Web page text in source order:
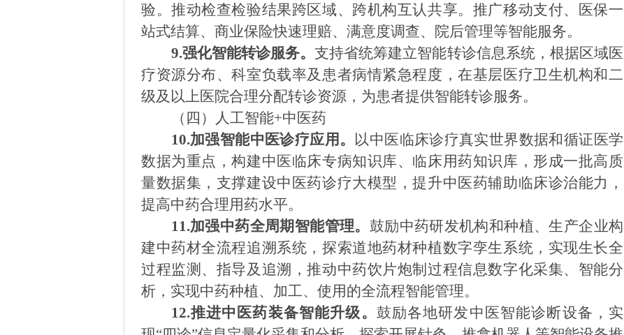
验。推动检查检验结果跨区域、跨机构互认共享。推广移动支付、医保一
站式结算、商业保险快速理赔、满意度调查、院后管理等智能服务。
9.强化智能转诊服务。 支持省统筹建立智能转诊信息系统，根据区域医
疗资源分布、科室负载率及患者病情紧急程度，在基层医疗卫生机构和二
级及以上医院合理分配转诊资源，为患者提供智能转诊服务。
（四）人工智能+中医药
10.加强智能中医诊疗应用。
以中医临床诊疗真实世界数据和循证医学
数据为重点，构建中医临床专病知识库、临床用药知识库，形成一批高质
量数据集，支撑建设中医药诊疗大模型，提升中医药辅助临床诊治能力，
提高中药合理用药水平。
11.加强中药全周期智能管理。 鼓励中药研发机构和种植、生产企业构
建中药材全流程追溯系统，探索道地药材种植数字孪生系统，实现生长全
过程监测、指导及追溯，推动中药饮片炮制过程信息数字化采集、智能分
析，实现中药种植、加工、使用的全流程智能管理。
12.推进中医药装备智能升级。 鼓励各地研发中医智能诊断设备，实